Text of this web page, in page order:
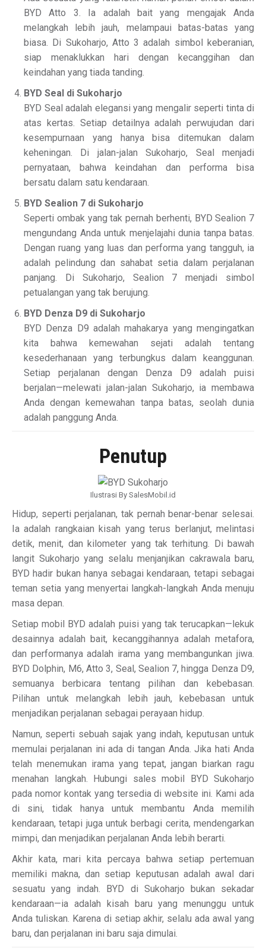
BYD Atto 3. Ia adalah bait yang mengajak Anda
melangkah lebih jauh, melampaui batas-batas yang
biasa. Di Sukoharjo, Atto 3 adalah simbol keberanian,
siap menaklukkan hari dengan kecanggihan dan
keindahan yang tiada tanding.
BYD Seal di Sukoharjo
BYD Seal adalah elegansi yang mengalir seperti tinta di
atas kertas. Setiap detailnya adalah perwujudan dari
kesempurnaan yang hanya bisa ditemukan dalam
keheningan. Di jalan-jalan Sukoharjo, Seal menjadi
pernyataan, bahwa keindahan dan performa bisa
bersatu dalam satu kendaraan.
BYD Sealion 7 di Sukoharjo
Seperti ombak yang tak pernah berhenti, BYD Sealion 7
mengundang Anda untuk menjelajahi dunia tanpa batas.
Dengan ruang yang luas dan performa yang tangguh, ia
adalah pelindung dan sahabat setia dalam perjalanan
panjang. Di Sukoharjo, Sealion 7 menjadi simbol
petualangan yang tak berujung.
BYD Denza D9 di Sukoharjo
BYD Denza D9 adalah mahakarya yang mengingatkan
kita bahwa kemewahan sejati adalah tentang
kesederhanaan yang terbungkus dalam keanggunan.
Setiap perjalanan dengan Denza D9 adalah puisi
berjalan—melewati jalan-jalan Sukoharjo, ia membawa
Anda dengan kemewahan tanpa batas, seolah dunia
adalah panggung Anda.
Penutup
Ilustrasi By SalesMobil.id
Hidup, seperti perjalanan, tak pernah benar-benar selesai.
Ia adalah rangkaian kisah yang terus berlanjut, melintasi
detik, menit, dan kilometer yang tak terhitung. Di bawah
langit Sukoharjo yang selalu menjanjikan cakrawala baru,
BYD hadir bukan hanya sebagai kendaraan, tetapi sebagai
teman setia yang menyertai langkah-langkah Anda menuju
masa depan.
Setiap mobil BYD adalah puisi yang tak terucapkan—lekuk
desainnya adalah bait, kecanggihannya adalah metafora,
dan performanya adalah irama yang membangunkan jiwa.
BYD Dolphin, M6, Atto 3, Seal, Sealion 7, hingga Denza D9,
semuanya berbicara tentang pilihan dan kebebasan.
Pilihan untuk melangkah lebih jauh, kebebasan untuk
menjadikan perjalanan sebagai perayaan hidup.
Namun, seperti sebuah sajak yang indah, keputusan untuk
memulai perjalanan ini ada di tangan Anda. Jika hati Anda
telah menemukan irama yang tepat, jangan biarkan ragu
menahan langkah. Hubungi sales mobil BYD Sukoharjo
pada nomor kontak yang tersedia di website ini. Kami ada
di sini, tidak hanya untuk membantu Anda memilih
kendaraan, tetapi juga untuk berbagi cerita, mendengarkan
mimpi, dan menjadikan perjalanan Anda lebih berarti.
Akhir kata, mari kita percaya bahwa setiap pertemuan
memiliki makna, dan setiap keputusan adalah awal dari
sesuatu yang indah. BYD di Sukoharjo bukan sekadar
kendaraan—ia adalah kisah baru yang menunggu untuk
Anda tuliskan. Karena di setiap akhir, selalu ada awal yang
baru, dan perjalanan ini baru saja dimulai.